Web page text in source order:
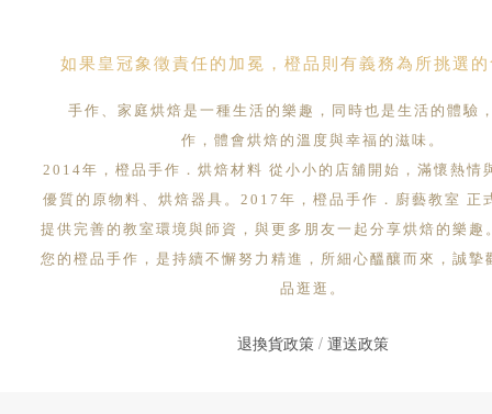
如果皇冠象徵責任的加冕，橙品則有義務為所挑選
手作、家庭烘焙是一種生活的樂趣，同時也是生活的體驗
作，體會烘焙的溫度與幸福的滋味。
2014年，橙品手作．烘焙材料 從小小的店舖開始，滿懷熱情
優質的原物料、烘焙器具。2017年，橙品手作．廚藝教室 正
提供完善的教室環境與師資，與更多朋友一起分享烘焙的樂趣
您的橙品手作，是持續不懈努力精進，所細心醞釀而來，誠摯
品逛逛。
退換貨政策/ 運送政策